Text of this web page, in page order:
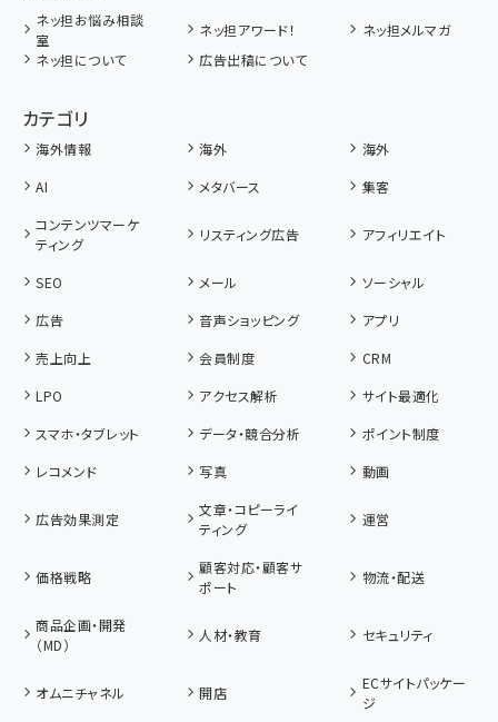
ネッ担お悩み相談
室
ネッ担アワード！
ネッ担メルマガ
ネッ担について
広告出稿について
カテゴリ
海外情報 海外
海外
AI
メタバース
集客
コンテンツマーケ
ティング
リスティング広告 アフィリエイト
SEO メール
ソーシャル
広告
音声ショッピング
アプリ
売上向上
会員制度
CRM
LPO
アクセス解析
サイト最適化
スマホ・タブレット
データ・競合分析
ポイント制度
レコメンド
写真 動画
広告効果測定
文章・コピーライ
ティング
運営
価格戦略
顧客対応・顧客サ
ポート
物流・配送
商品企画・開発
（MD）
人材・教育 セキュリティ
オムニチャネル 開店
ECサイトパッケー
ジ